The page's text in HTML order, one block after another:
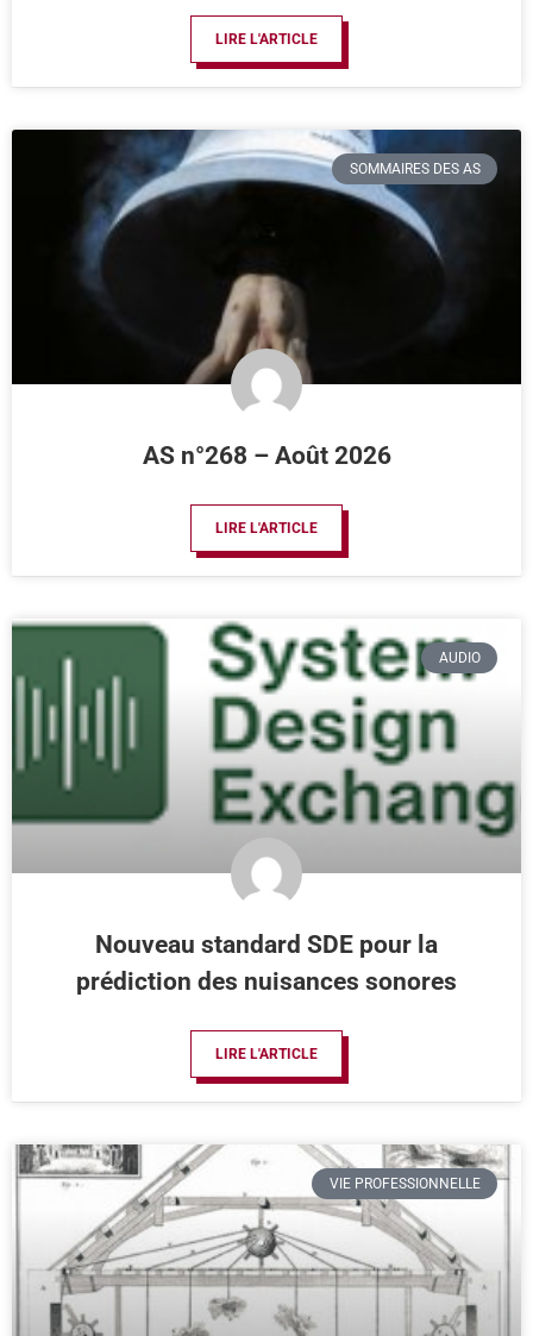
LIRE L'ARTICLE
SOMMAIRES DES AS
AS n°268 – Août 2026
LIRE L'ARTICLE
AUDIO
Nouveau standard SDE pour la
prédiction des nuisances sonores
LIRE L'ARTICLE
VIE PROFESSIONNELLE